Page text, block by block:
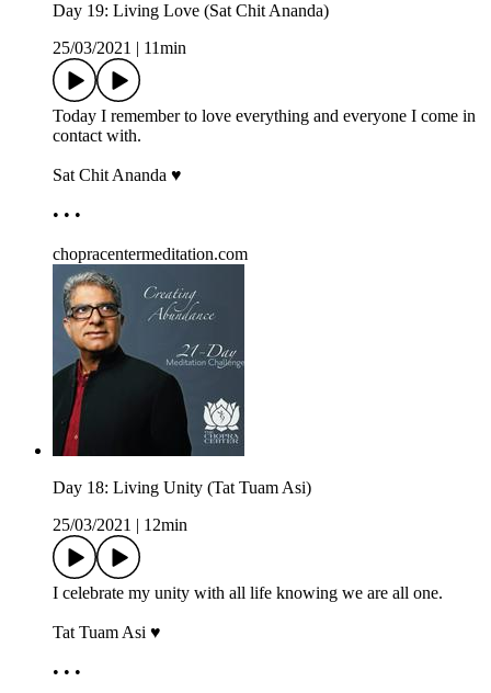
Day 19: Living Love (Sat Chit Ananda)
25/03/2021
11min
Today I remember to love everything and everyone I come in
contact with.
Sat Chit Ananda ♥
• • •
chopracentermeditation.com
Day 18: Living Unity (Tat Tuam Asi)
25/03/2021
12min
I celebrate my unity with all life knowing we are all one.
Tat Tuam Asi ♥
• • •